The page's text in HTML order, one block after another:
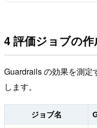
4 評価ジョブの作
Guardrails の効果を測
します。
ジョブ名